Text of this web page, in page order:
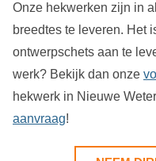
Onze hekwerken zijn in
breedtes te leveren. Het
ontwerpschets aan te
werk? Bekijk dan onze
hekwerk in Nieuwe
aanvraag!